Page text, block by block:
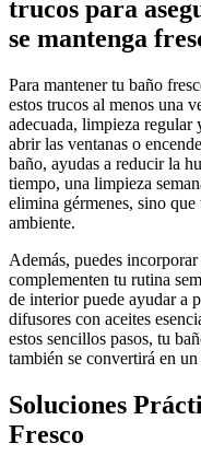
trucos para
se mantenga
Para mantener tu baño
estos trucos al menos una
adecuada, limpieza regular
abrir las ventanas o
baño, ayudas a reducir la
tiempo, una limpieza
elimina gérmenes, sino
ambiente.
Además, puedes
complementen tu rutina
de interior puede ayudar a
difusores con aceites
estos sencillos pasos, tu
también se convertirá en
Soluciones
Fresco